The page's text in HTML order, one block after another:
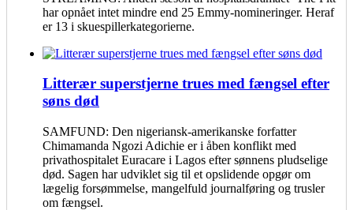
har opnået intet mindre end 25 Emmy-nomineringer. Heraf
er 13 i skuespillerkategorierne.
Litterær superstjerne trues med fængsel efter
søns død
SAMFUND: Den nigeriansk-amerikanske forfatter
Chimamanda Ngozi Adichie er i åben konflikt med
privathospitalet Euracare i Lagos efter sønnens pludselige
død. Sagen har udviklet sig til et opslidende opgør om
lægelig forsømmelse, mangelfuld journalføring og trusler
om fængsel.